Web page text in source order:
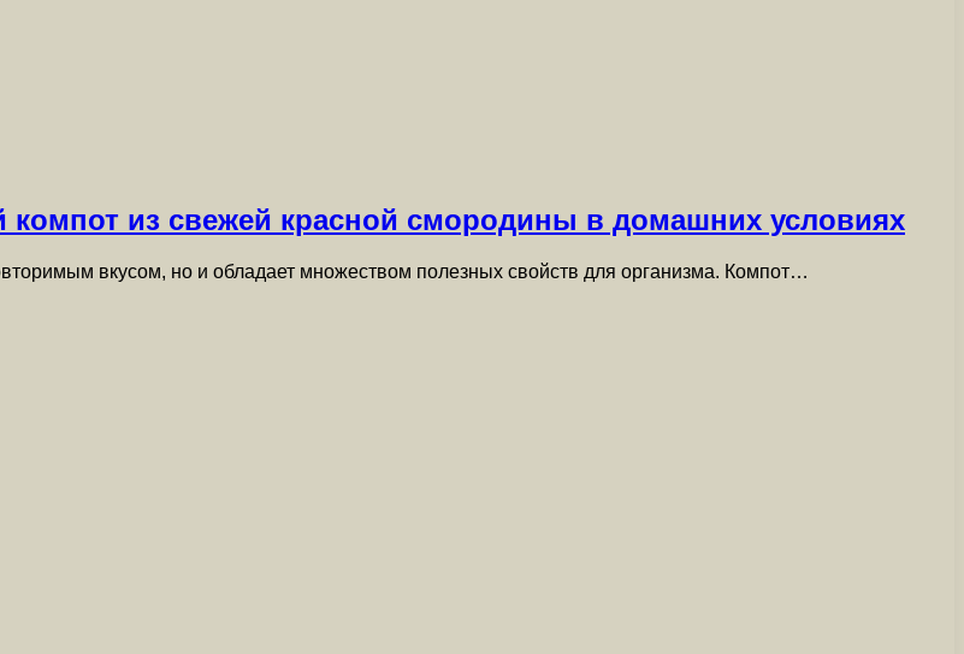
компот из свежей красной смородины в домашних условиях
вкусом, но и обладает множеством полезных свойств для организма. Компот…